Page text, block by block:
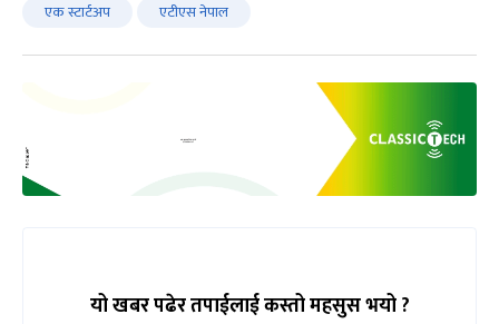
एक स्टार्टअप एटीएस नेपाल
यो खबर पढेर तपाईलाई कस्तो महसुस भयो ?